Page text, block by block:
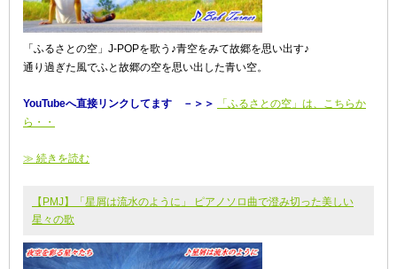
「ふるさとの空」J-POPを歌う♪青空をみて故郷を思い出す♪
通り過ぎた風でふと故郷の空を思い出した青い空。
YouTubeへ直接リンクしてます －＞＞
「ふるさとの空」は、こちらか
ら・・
≫ 続きを読む
【PMJ】「星屑は流水のように」 ピアノソロ曲で澄み切った美しい
星々の歌